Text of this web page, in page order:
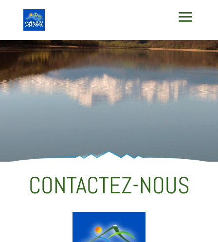
CONTACTEZ-NOUS